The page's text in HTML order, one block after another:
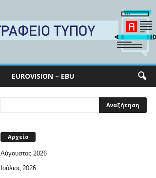
EUROVISION – EBU
Αρχείο
Αύγουστος 2026
Ιούλιος 2026